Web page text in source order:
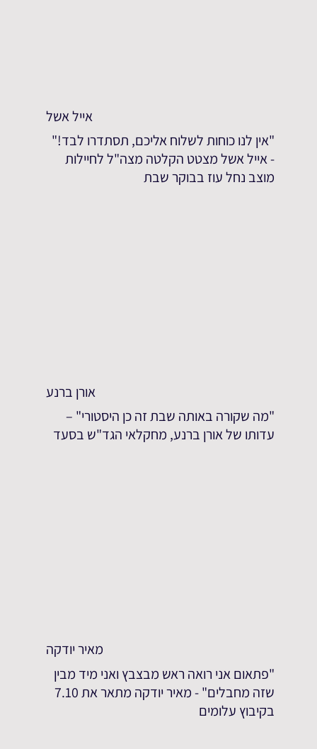
אייל אשל
"אין לנו כוחות לשלוח אליכם, תסתדרו לבד!"
- אייל אשל מצטט הקלטה מצה"ל לחיילות
מוצב נחל עוז בבוקר שבת
אורן ברנע
"מה שקורה באותה שבת זה כן היסטורי" –
עדותו של אורן ברנע, מחקלאי הגד"ש בסעד
מאיר יודקה
"פתאום אני רואה ראש מבצבץ ואני מיד מבין
שזה מחבלים" - מאיר יודקה מתאר את 7.10
בקיבוץ עלומים